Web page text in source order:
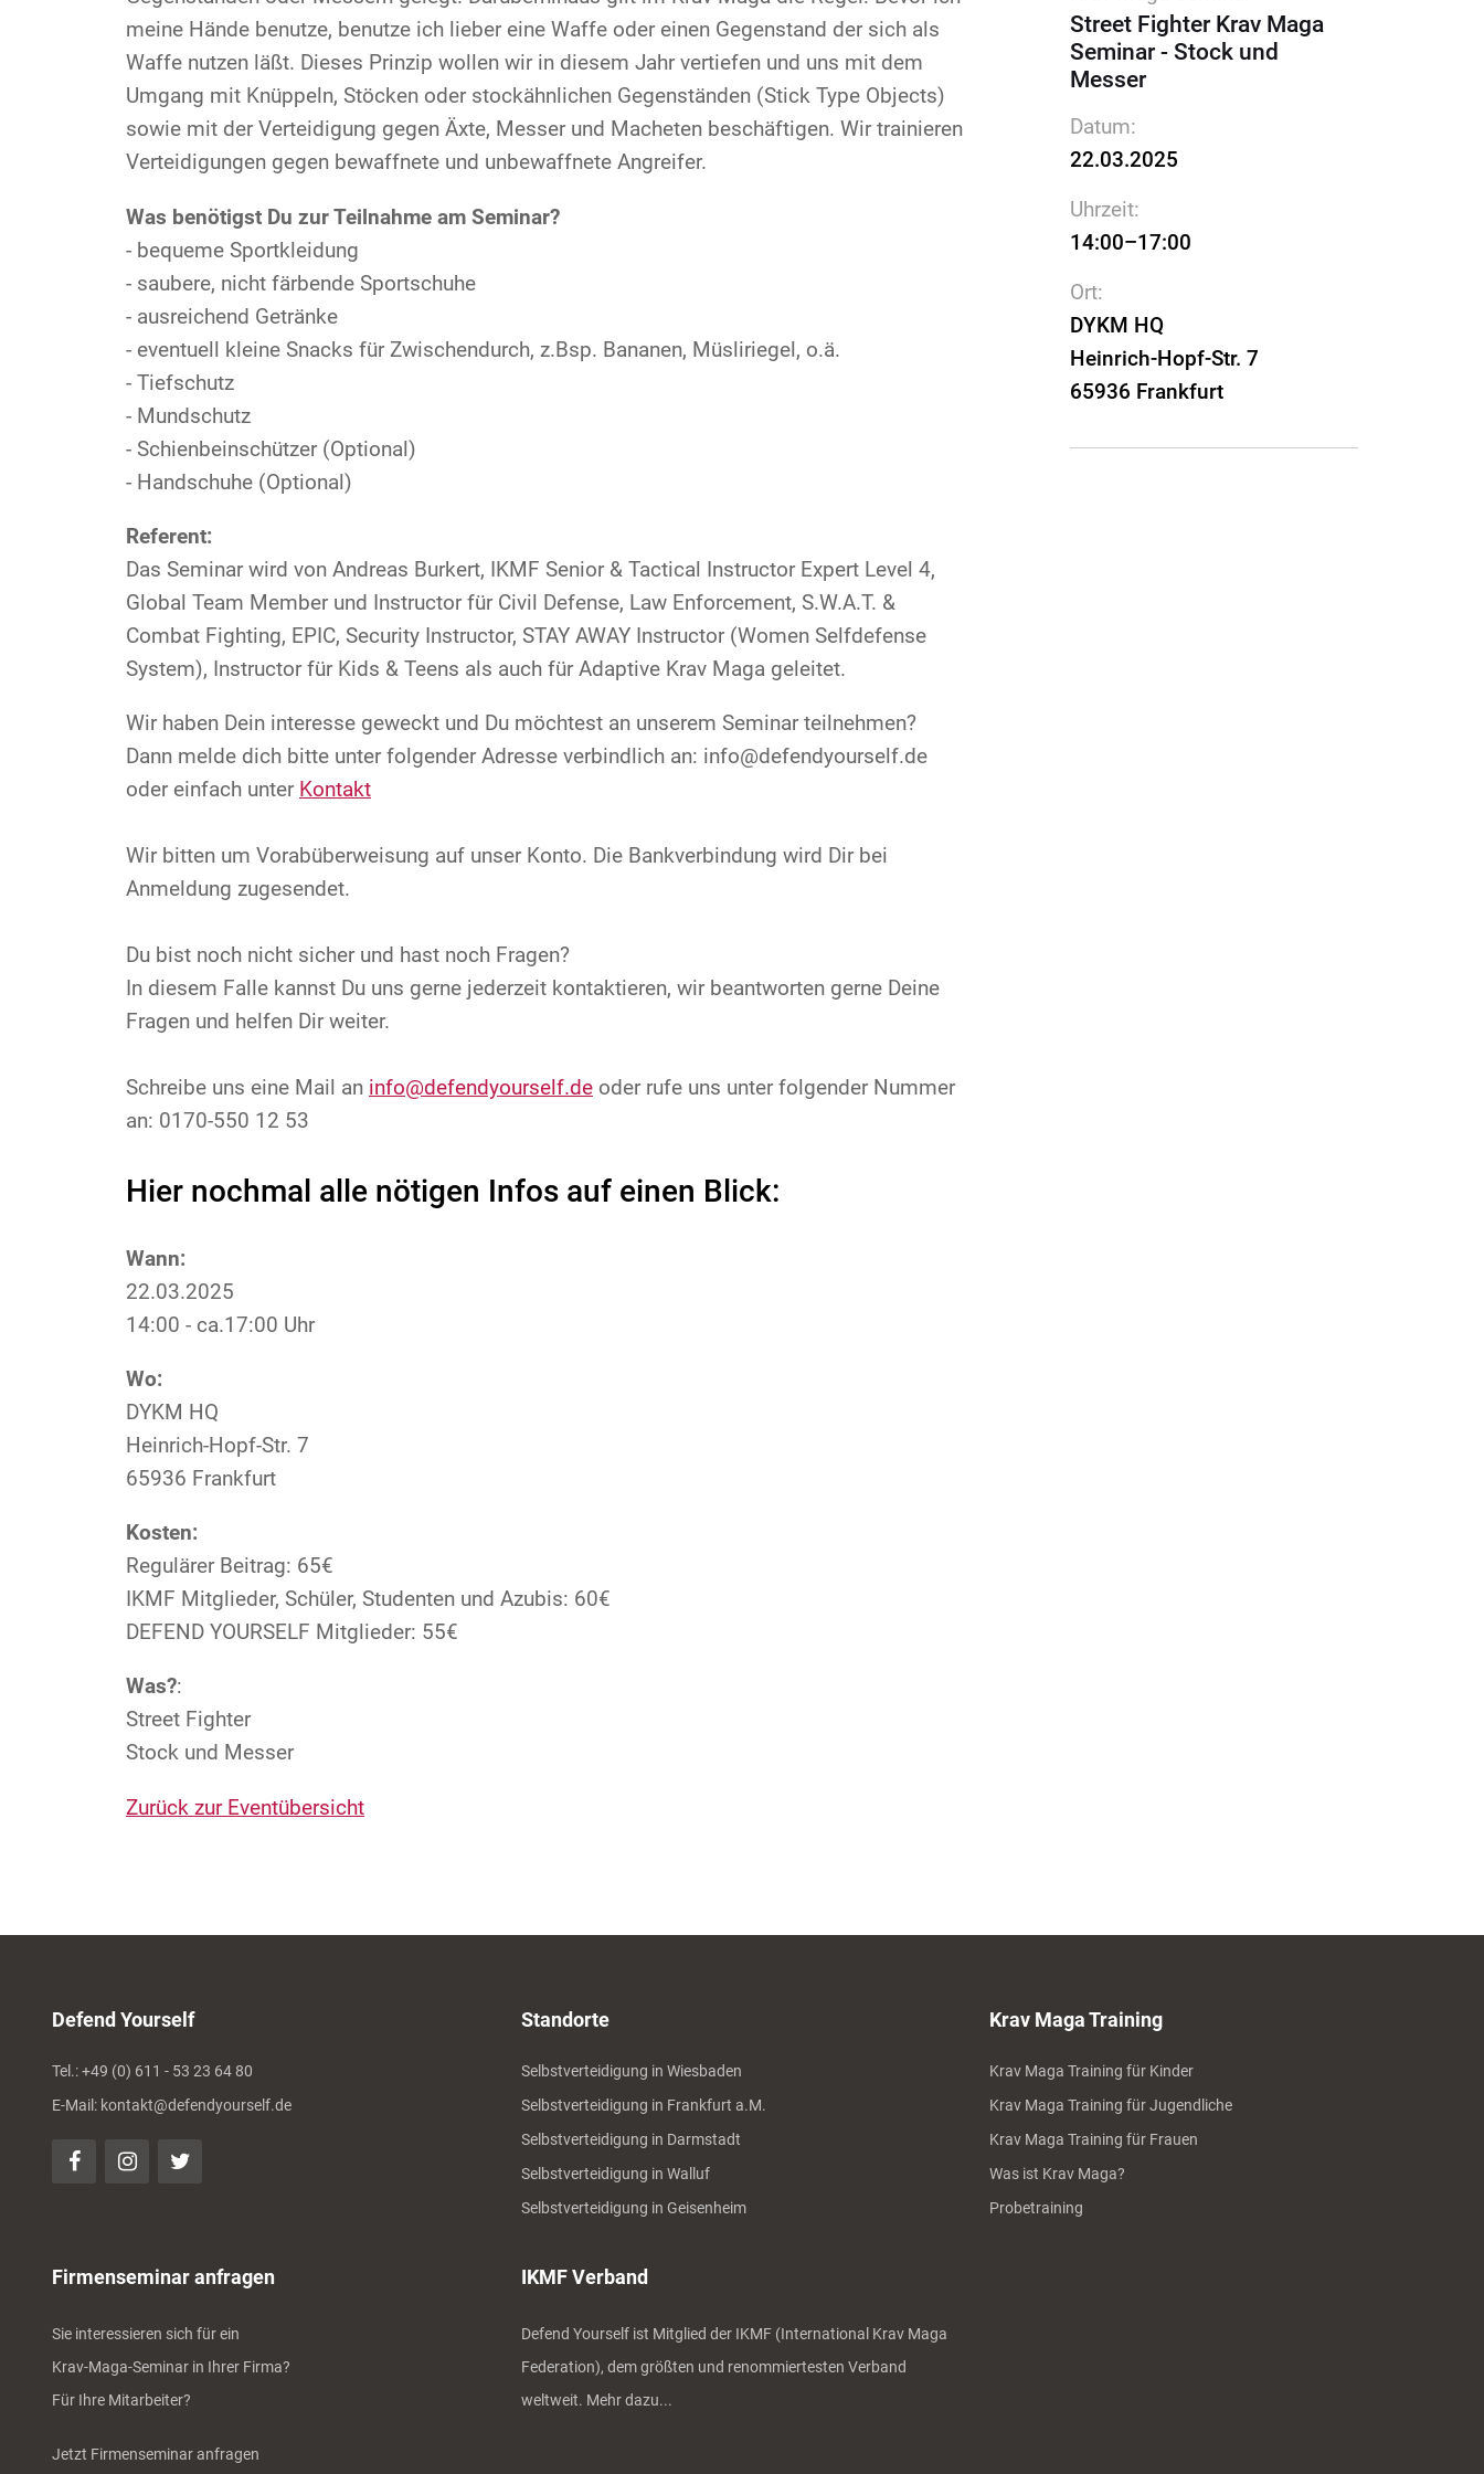
meine Hände benutze, benutze ich lieber eine Waffe oder einen Gegenstand der sich als
Waffe nutzen läßt. Dieses Prinzip wollen wir in diesem Jahr vertiefen und uns mit dem
Umgang mit Knüppeln, Stöcken oder stockähnlichen Gegenständen (Stick Type Objects)
sowie mit der Verteidigung gegen Äxte, Messer und Macheten beschäftigen. Wir trainieren
Verteidigungen gegen bewaffnete und unbewaffnete Angreifer.
Was benötigst Du zur Teilnahme am Seminar?
- bequeme Sportkleidung
- saubere, nicht färbende Sportschuhe
- ausreichend Getränke
- eventuell kleine Snacks für Zwischendurch, z.Bsp. Bananen, Müsliriegel, o.ä.
- Tiefschutz
- Mundschutz
- Schienbeinschützer (Optional)
- Handschuhe (Optional)
Referent:
Das Seminar wird von Andreas Burkert, IKMF Senior & Tactical Instructor Expert Level 4,
Global Team Member und Instructor für Civil Defense, Law Enforcement, S.W.A.T. &
Combat Fighting, EPIC, Security Instructor, STAY AWAY Instructor (Women Selfdefense
System), Instructor für Kids & Teens als auch für Adaptive Krav Maga geleitet.
Wir haben Dein interesse geweckt und Du möchtest an unserem Seminar teilnehmen?
Dann melde dich bitte unter folgender Adresse verbindlich an: info@defendyourself.de
oder einfach unter Kontakt
Wir bitten um Vorabüberweisung auf unser Konto. Die Bankverbindung wird Dir bei
Anmeldung zugesendet.
Du bist noch nicht sicher und hast noch Fragen?
In diesem Falle kannst Du uns gerne jederzeit kontaktieren, wir beantworten gerne Deine
Fragen und helfen Dir weiter.
Schreibe uns eine Mail an info@defendyourself.de oder rufe uns unter folgender Nummer
an: 0170-550 12 53
Hier nochmal alle nötigen Infos auf einen Blick:
Wann:
22.03.2025
14:00 - ca.17:00 Uhr
Wo:
DYKM HQ
Heinrich-Hopf-Str. 7
65936 Frankfurt
Kosten:
Regulärer Beitrag: 65€
IKMF Mitglieder, Schüler, Studenten und Azubis: 60€
DEFEND YOURSELF Mitglieder: 55€
Was?:
Street Fighter
Stock und Messer
Street Fighter Krav Maga
Seminar - Stock und
Messer
Datum:
22.03.2025
Uhrzeit:
14:00–17:00
Ort:
DYKM HQ
Heinrich-Hopf-Str. 7
65936 Frankfurt
Zurück zur Eventübersicht
Defend Yourself
Tel.: +49 (0) 611 - 53 23 64 80
E-Mail: kontakt@defendyourself.de
Standorte
Selbstverteidigung in Wiesbaden
Selbstverteidigung in Frankfurt a.M.
Selbstverteidigung in Darmstadt
Selbstverteidigung in Walluf
Selbstverteidigung in Geisenheim
Krav Maga Training
Krav Maga Training für Kinder
Krav Maga Training für Jugendliche
Krav Maga Training für Frauen
Was ist Krav Maga?
Probetraining
Firmenseminar anfragen
Sie interessieren sich für ein
Krav-Maga-Seminar in Ihrer Firma?
Für Ihre Mitarbeiter?
Jetzt Firmenseminar anfragen
IKMF Verband
Defend Yourself ist Mitglied der IKMF (International Krav Maga
Federation), dem größten und renommiertesten Verband
weltweit. Mehr dazu...